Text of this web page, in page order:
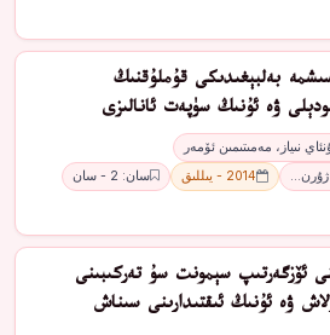
بەلبېغىدىكى قۇملۇقنىڭ
ۋە ئۇنىڭ سۈپەت ئانالىزى
نىياز، مەمىتىمىن ئۆمەر
ژۇرن…
2014 - يىللىق
سان: 2 - سان
ئۆزگەرتىپ سېمونت سۇ تەركىبىنى
ۋە ئۇنىڭ ئىقتىدارىنى سىناش